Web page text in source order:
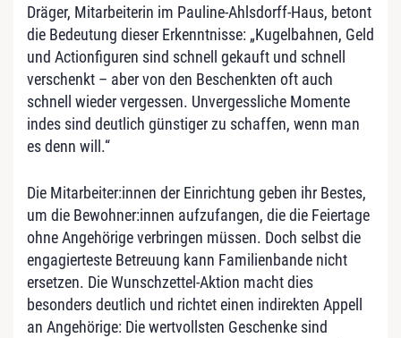
Dräger, Mitarbeiterin im Pauline-Ahlsdorff-Haus, betont
die Bedeutung dieser Erkenntnisse: „Kugelbahnen, Geld
und Actionfiguren sind schnell gekauft und schnell
verschenkt – aber von den Beschenkten oft auch
schnell wieder vergessen. Unvergessliche Momente
indes sind deutlich günstiger zu schaffen, wenn man
es denn will.“
Die Mitarbeiter:innen der Einrichtung geben ihr Bestes,
um die Bewohner:innen aufzufangen, die die Feiertage
ohne Angehörige verbringen müssen. Doch selbst die
engagierteste Betreuung kann Familienbande nicht
ersetzen. Die Wunschzettel-Aktion macht dies
besonders deutlich und richtet einen indirekten Appell
an Angehörige: Die wertvollsten Geschenke sind